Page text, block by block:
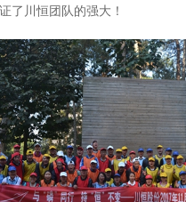
了川恒团队的强大！